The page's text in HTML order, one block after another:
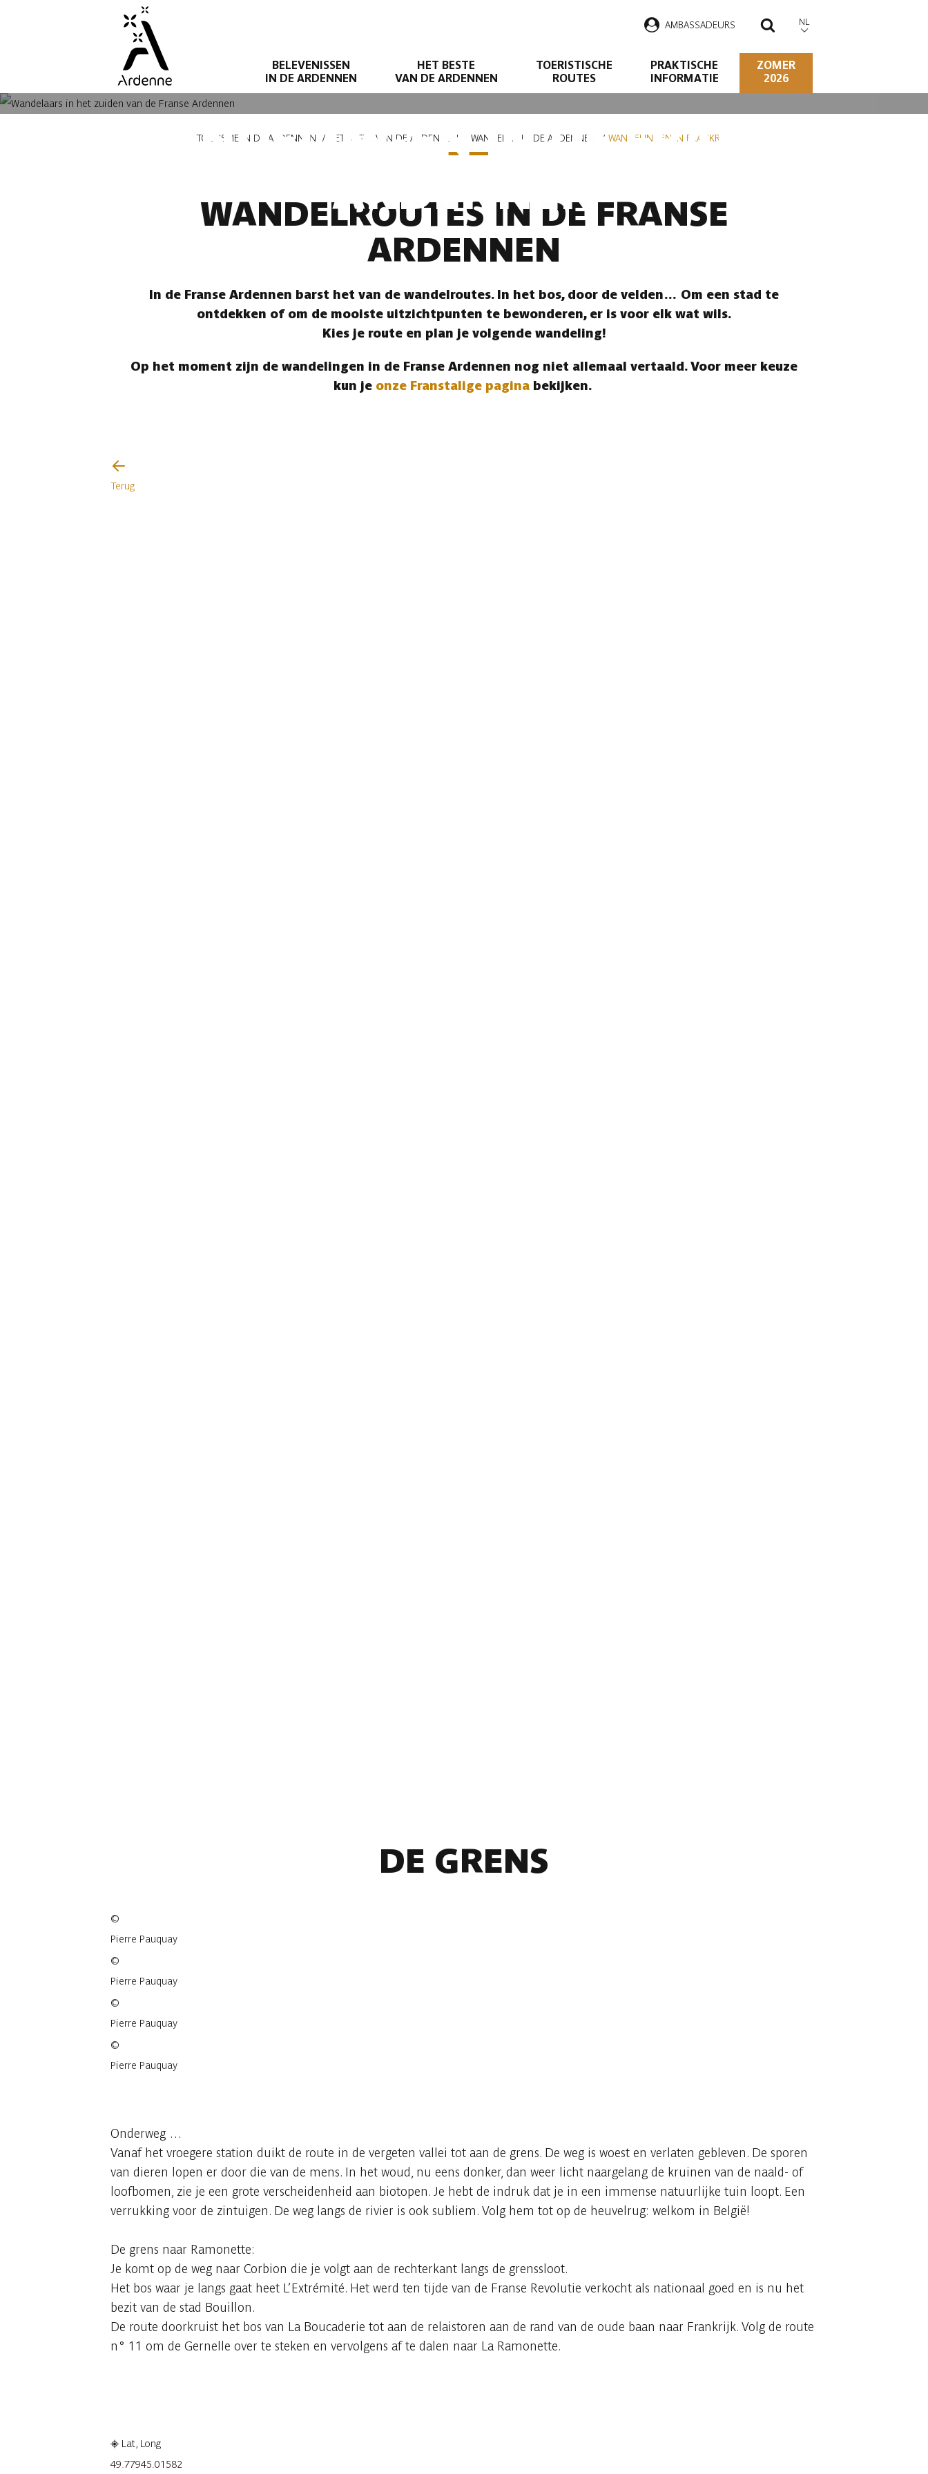
inhoud
gaan
AMBASSADEURS ZOEKEN
NL
BELEVENISSEN
IN DE ARDENNEN
HET BESTE
VAN DE ARDENNEN
TOERISTISCHE
ROUTES
PRAKTISCHE
INFORMATIE
ZOMER
2026
WANDELINGEN IN DE FRANSE
ARDENNEN
TOERISME IN DE ARDENNEN HET BESTE VAN DE ARDENNEN WANDELEN IN DE ARDENNEN WANDELINGEN IN FRANKRIJK
WANDELROUTES IN DE FRANSE
ARDENNEN
In de Franse Ardennen barst het van de wandelroutes. In het bos, door de velden… Om een stad te
ontdekken of om de mooiste uitzichtpunten te bewonderen, er is voor elk wat wils.
Kies je route en plan je volgende wandeling!
Op het moment zijn de wandelingen in de Franse Ardennen nog niet allemaal vertaald. Voor meer keuze
kun je onze Franstalige pagina bekijken.
Terug
DE GRENS
©
Pierre Pauquay
©
Pierre Pauquay
©
Pierre Pauquay
©
Pierre Pauquay
Onderweg …
Vanaf het vroegere station duikt de route in de vergeten vallei tot aan de grens. De weg is woest en verlaten gebleven. De sporen
van dieren lopen er door die van de mens. In het woud, nu eens donker, dan weer licht naargelang de kruinen van de naald- of
loofbomen, zie je een grote verscheidenheid aan biotopen. Je hebt de indruk dat je in een immense natuurlijke tuin loopt. Een
verrukking voor de zintuigen. De weg langs de rivier is ook subliem. Volg hem tot op de heuvelrug: welkom in België!
De grens naar Ramonette:
Je komt op de weg naar Corbion die je volgt aan de rechterkant langs de grenssloot.
Het bos waar je langs gaat heet L’Extrémité. Het werd ten tijde van de Franse Revolutie verkocht als nationaal goed en is nu het
bezit van de stad Bouillon.
De route doorkruist het bos van La Boucaderie tot aan de relaistoren aan de rand van de oude baan naar Frankrijk. Volg de route
n° 11 om de Gernelle over te steken en vervolgens af te dalen naar La Ramonette.
Lat, Long
49.77945.01582